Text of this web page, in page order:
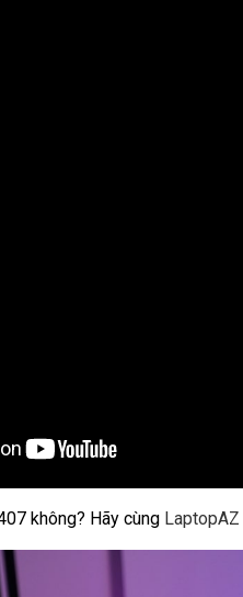
không? Hãy cùng LaptopAZ